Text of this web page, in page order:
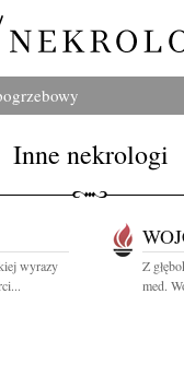
Inne nekrologi
wyrazy
Z
med.